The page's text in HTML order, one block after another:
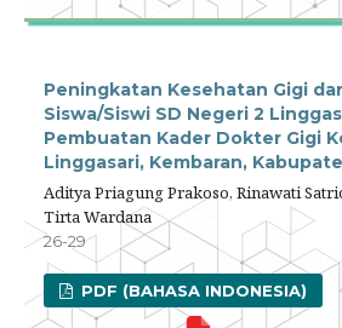
Peningkatan Kesehatan Gigi
Siswa/Siswi SD Negeri 2
Pembuatan Kader Dokter Gigi
Linggasari, Kembaran,
Aditya Priagung Prakoso, Rinawati
Tirta Wardana
26-29
PDF (BAHASA INDONESIA)